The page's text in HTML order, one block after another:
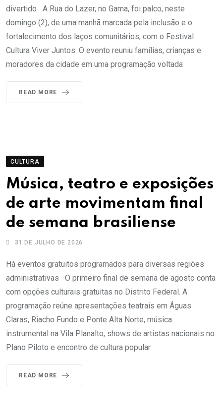
divertido A Rua do Lazer, no Gama, foi palco, neste
domingo (2), de uma manhã marcada pela inclusão e o
fortalecimento dos laços comunitários, com o Festival
Cultura Viver Juntos. O evento reuniu famílias, crianças e
moradores da cidade em uma programação voltada
READ MORE
CULTURA
Música, teatro e exposições
de arte movimentam final
de semana brasiliense
31 DE JULHO DE 2026
Há eventos gratuitos programados para diversas regiões
administrativas O primeiro final de semana de agosto conta
com opções culturais gratuitas no Distrito Federal. A
programação reúne apresentações teatrais em Águas
Claras, Riacho Fundo e Ponte Alta Norte, música
instrumental na Vila Planalto, shows de artistas nacionais no
Plano Piloto e encontro de cultura popular
READ MORE